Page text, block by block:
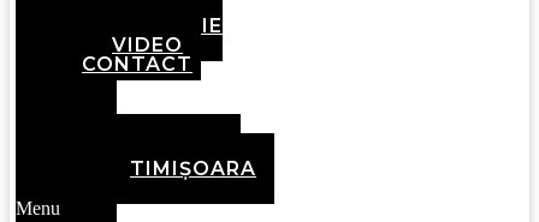
GALERIE
VIDEO
CONTACT
TIMIȘOARA
Menu